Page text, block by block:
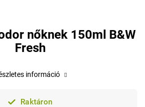
nőknek 150ml B&W
Fresh
Raktáron
információ